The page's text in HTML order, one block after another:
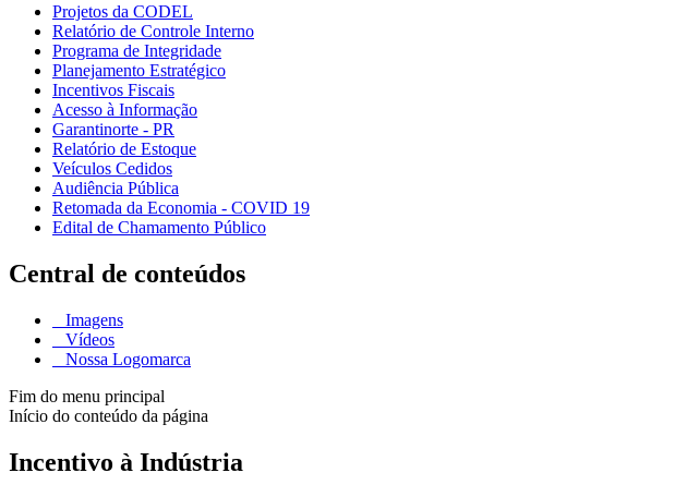
Projetos da CODEL
Relatório de Controle Interno
Programa de Integridade
Planejamento Estratégico
Incentivos Fiscais
Acesso à Informação
Garantinorte - PR
Relatório de Estoque
Veículos Cedidos
Audiência Pública
Retomada da Economia - COVID 19
Edital de Chamamento Público
Central de conteúdos
Imagens
Vídeos
Nossa Logomarca
Fim do menu principal
Início do conteúdo da página
Incentivo à Indústria